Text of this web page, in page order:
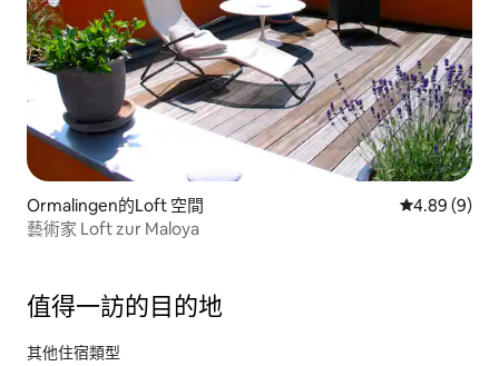
Ormalingen的Loft 空間 從 9 則評價
4.89 (9)
藝術家 Loft zur Maloya
值得一訪的目的地
其他住宿類型